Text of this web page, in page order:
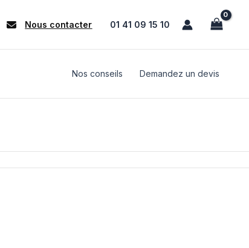
Nous contacter 01 41 09 15 10
Nos conseils Demandez un devis